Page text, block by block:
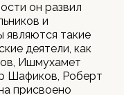
он развил
и
являются такие
деятели, как
Ишмухамет
Шафиков, Роберт
присвоено